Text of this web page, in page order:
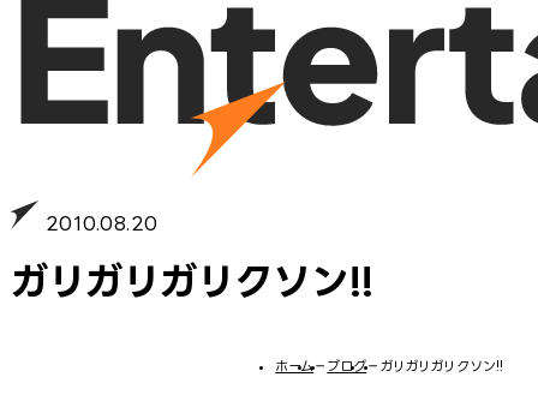
2010.08.20
ガリガリガリクソン!!
ホーム− ブログ− ガリガリガリクソン!!